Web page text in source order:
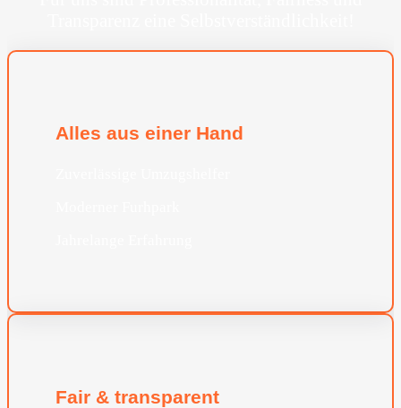
Alles aus einer Hand
Fair & transparent